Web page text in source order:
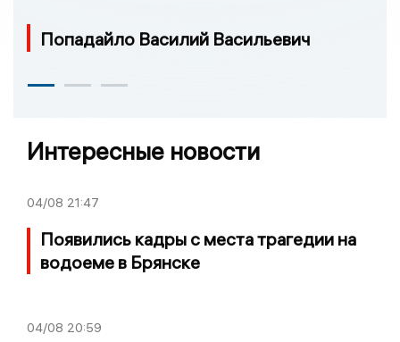
Попадайло Василий Васильевич
Интересные новости
04/08 21:47
Появились кадры с места трагедии на
водоеме в Брянске
04/08 20:59